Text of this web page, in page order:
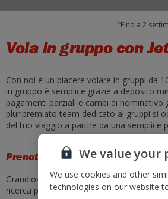
^Fino a 2
Vola in gruppo con
Con noi è un piacere volare in gruppi da
in gruppo è semplice grazie a deposito
pagamenti parziali e cambi di nominativo
pluripremiato team dedicato ai gruppi si
del tuo viaggio a partire da una semplice
Prenota online
Grandioso! Adesso puoi prenotare
ricerca per cercare voli di gruppo.
We value your
We use cookies and other
technologies on our website